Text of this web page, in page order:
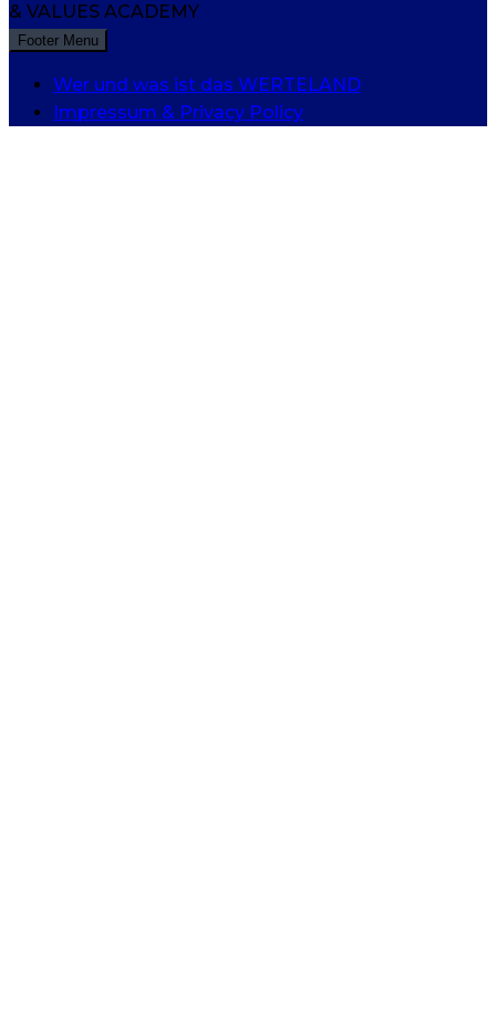
& VALUES ACADEMY
Footer Menu
Wer und was ist das WERTELAND
Impressum & Privacy Policy